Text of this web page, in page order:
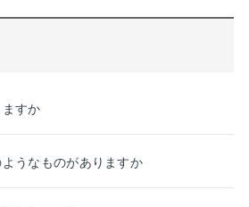
すか
うなものがありますか